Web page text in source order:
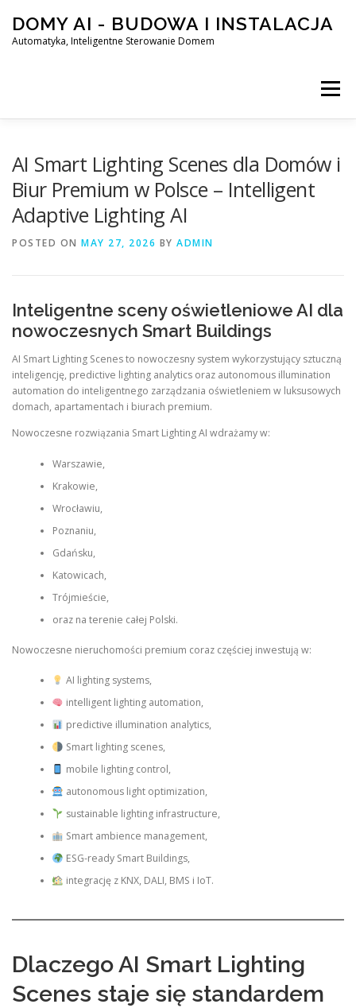
content
DOMY AI - BUDOWA I INSTALACJA
Automatyka, Inteligentne Sterowanie Domem
Menu
SMART DOM AI – AUTOMATYKA, INTELIGENTNE
AI Smart Lighting Scenes dla Domów i
Biur Premium w Polsce – Intelligent
Adaptive Lighting AI
POSTED ON MAY 27, 2026 BY ADMIN
Inteligentne sceny oświetleniowe AI dla
nowoczesnych Smart Buildings
AI Smart Lighting Scenes to nowoczesny system wykorzystujący sztuczną
inteligencję, predictive lighting analytics oraz autonomous illumination
automation do inteligentnego zarządzania oświetleniem w luksusowych
domach, apartamentach i biurach premium.
Nowoczesne rozwiązania Smart Lighting AI wdrażamy w:
Warszawie,
Krakowie,
Wrocławiu,
Poznaniu,
Gdańsku,
Katowicach,
Trójmieście,
oraz na terenie całej Polski.
Nowoczesne nieruchomości premium coraz częściej inwestują w:
AI lighting systems,
intelligent lighting automation,
predictive illumination analytics,
Smart lighting scenes,
mobile lighting control,
autonomous light optimization,
sustainable lighting infrastructure,
Smart ambience management,
ESG-ready Smart Buildings,
integrację z KNX, DALI, BMS i IoT.
Dlaczego AI Smart Lighting
Scenes staje się standardem